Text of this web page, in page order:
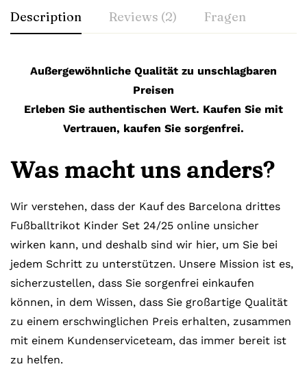
Description Reviews (2) Fragen
Außergewöhnliche Qualität zu unschlagbaren
Preisen
Erleben Sie authentischen Wert. Kaufen Sie mit
Vertrauen, kaufen Sie sorgenfrei.
Was macht uns anders?
Wir verstehen, dass der Kauf des Barcelona drittes
Fußballtrikot Kinder Set 24/25 online unsicher
wirken kann, und deshalb sind wir hier, um Sie bei
jedem Schritt zu unterstützen. Unsere Mission ist es,
sicherzustellen, dass Sie sorgenfrei einkaufen
können, in dem Wissen, dass Sie großartige Qualität
zu einem erschwinglichen Preis erhalten, zusammen
mit einem Kundenserviceteam, das immer bereit ist
zu helfen.